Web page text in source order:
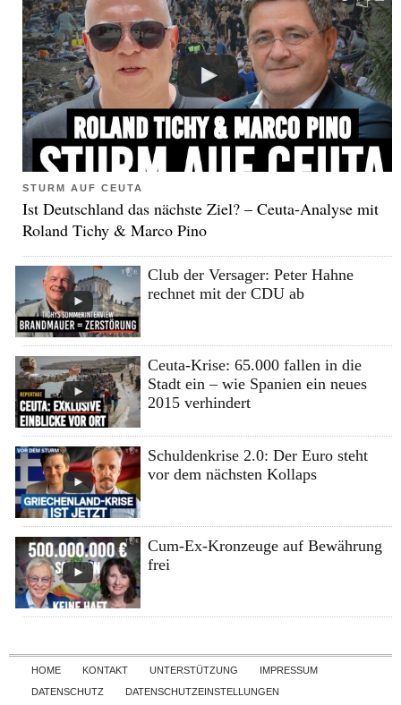
STURM AUF CEUTA
Ist Deutschland das nächste Ziel? – Ceuta-Analyse mit
Roland Tichy & Marco Pino
Club der Versager: Peter Hahne
rechnet mit der CDU ab
Ceuta-Krise: 65.000 fallen in die
Stadt ein – wie Spanien ein neues
2015 verhindert
Schuldenkrise 2.0: Der Euro steht
vor dem nächsten Kollaps
Cum-Ex-Kronzeuge auf Bewährung
frei
Skip to content
HOME KONTAKT UNTERSTÜTZUNG
IMPRESSUM
DATENSCHUTZ
DATENSCHUTZEINSTELLUNGEN